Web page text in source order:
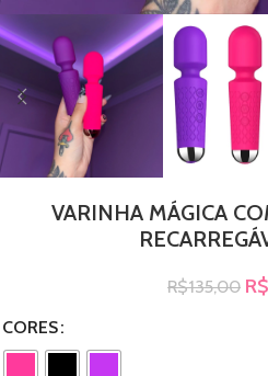
VARINHA MÁGICA
R$135,00 R$
CORES